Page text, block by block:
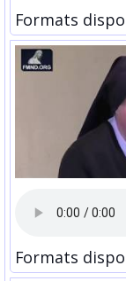
Formats
Formats